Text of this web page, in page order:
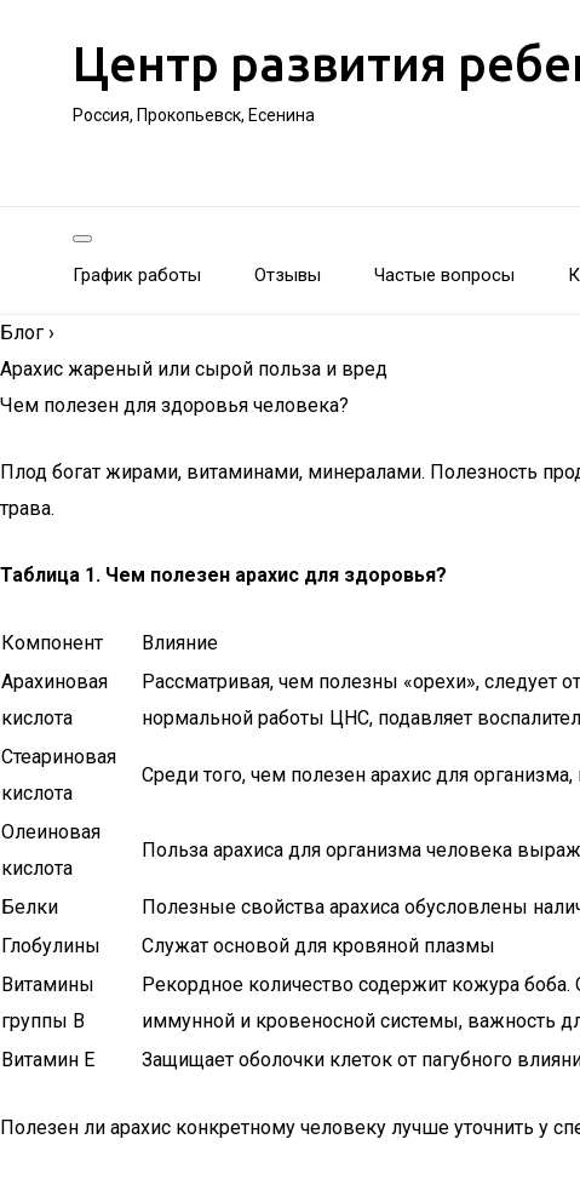
Центр развития
Россия, Прокопьевск, Есенина
График работы Отзывы Частые вопросы
Блог ›
Арахис жареный или сырой польза и вред
Чем полезен для здоровья человека?
Плод богат жирами, витаминами, минералами. Полезность
трава.
Таблица 1. Чем полезен арахис для здоровья?
Компонент
Влияние
Арахиновая
кислота
Рассматривая, чем полезны «орехи», следует
нормальной работы ЦНС, подавляет
Стеариновая
кислота
Среди того, чем полезен арахис для
Олеиновая
кислота
Польза арахиса для организма человека
Белки
Полезные свойства арахиса обусловлены
Глобулины
Служат основой для кровяной плазмы
Витамины
группы В
Рекордное количество содержит кожура
иммунной и кровеносной системы, важность
Витамин Е
Защищает оболочки клеток от пагубного
Полезен ли арахис конкретному человеку лучше уточнить у